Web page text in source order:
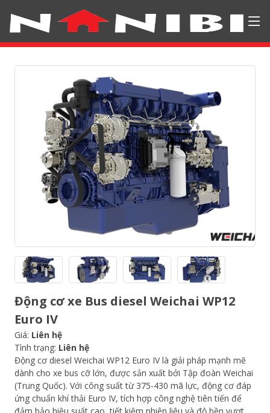
Động cơ xe Bus diesel Weichai WP12
Euro IV
Giá: Liên hệ
Tình trạng: Liên hệ
Động cơ diesel Weichai WP12 Euro IV là giải pháp mạnh mẽ
dành cho xe bus cỡ lớn, được sản xuất bởi Tập đoàn Weichai
(Trung Quốc). Với công suất từ 375-430 mã lực, động cơ đáp
ứng chuẩn khí thải Euro IV, tích hợp công nghệ tiên tiến để